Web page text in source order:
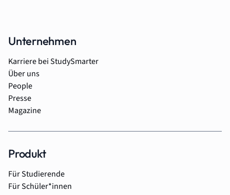
Unternehmen
Karriere bei StudySmarter
Über uns
People
Presse
Magazine
Produkt
Für Studierende
Für Schüler*innen